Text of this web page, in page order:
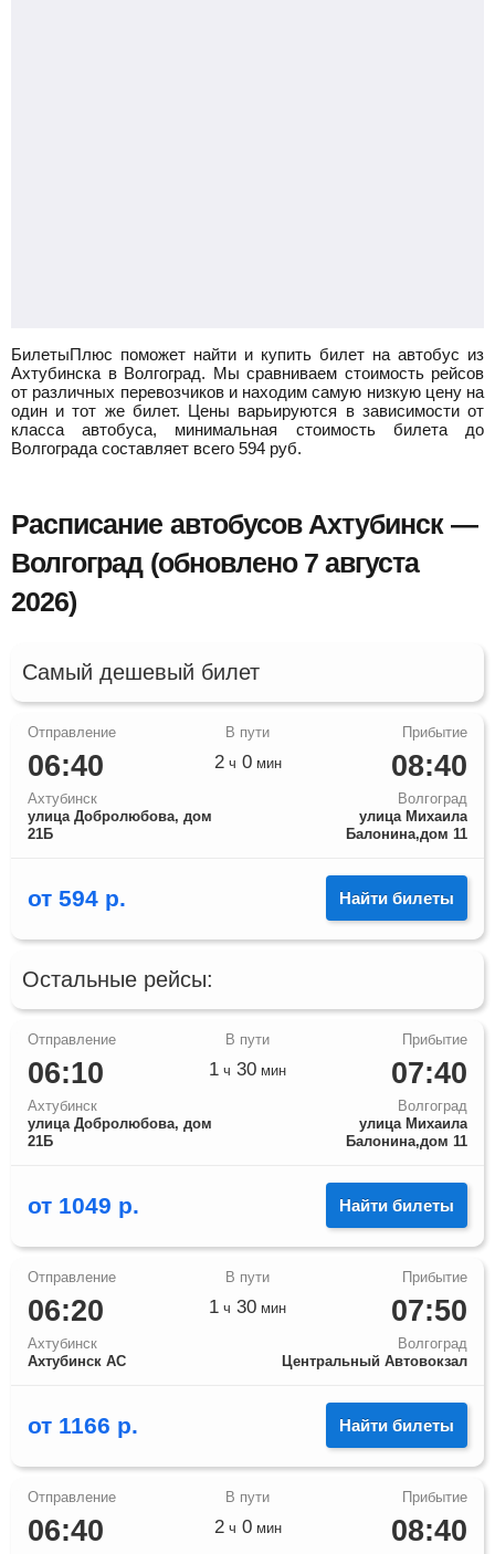
БилетыПлюс поможет найти и купить билет на автобус из
Ахтубинска в Волгоград. Мы сравниваем стоимость рейсов
от различных перевозчиков и находим самую низкую цену на
один и тот же билет. Цены варьируются в зависимости от
класса автобуса, минимальная стоимость билета до
Волгограда составляет всего 594 руб.
Расписание автобусов Ахтубинск —
Волгоград (обновлено 7 августа
2026)
Самый дешевый билет
06:40
Ахтубинск
улица Добролюбова, дом
21Б
08:40
Волгоград
улица Михаила
Балонина,дом 11
2ч 0мин
от 594 р. Найти билеты
Остальные рейсы:
06:10
Ахтубинск
улица Добролюбова, дом
21Б
07:40
Волгоград
улица Михаила
Балонина,дом 11
1 ч 30 мин
от 1049 р. Найти билеты
06:20
Ахтубинск
Ахтубинск АС
07:50
Волгоград
Центральный Автовокзал
1 ч 30 мин
от 1166 р. Найти билеты
06:40 08:40
2ч 0мин